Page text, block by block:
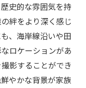
史的な雰囲気を持
絆をより深く感じ
、海岸線沿いや田
ロケーションがあ
影することができ
やかな背景が家族